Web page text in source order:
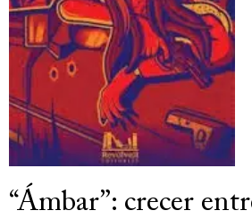
“Ámbar”: crecer